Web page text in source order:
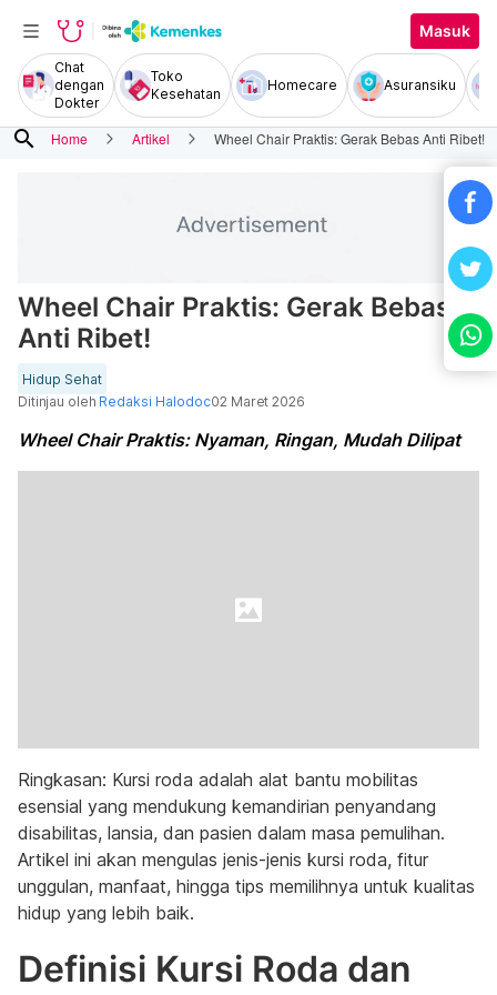
Masuk
Chat
dengan
Dokter
Toko
Kesehatan
Homecare Asuransiku
search Home Artikel Wheel Chair Praktis: Gerak Bebas Anti Ribet!
Wheel Chair Praktis: Gerak Bebas
Anti Ribet!
Hidup Sehat
Ditinjau oleh Redaksi Halodoc02 Maret 2026
Wheel Chair Praktis: Nyaman, Ringan, Mudah Dilipat
Ringkasan: Kursi roda adalah alat bantu mobilitas
esensial yang mendukung kemandirian penyandang
disabilitas, lansia, dan pasien dalam masa pemulihan.
Artikel ini akan mengulas jenis-jenis kursi roda, fitur
unggulan, manfaat, hingga tips memilihnya untuk kualitas
hidup yang lebih baik.
Definisi Kursi Roda dan